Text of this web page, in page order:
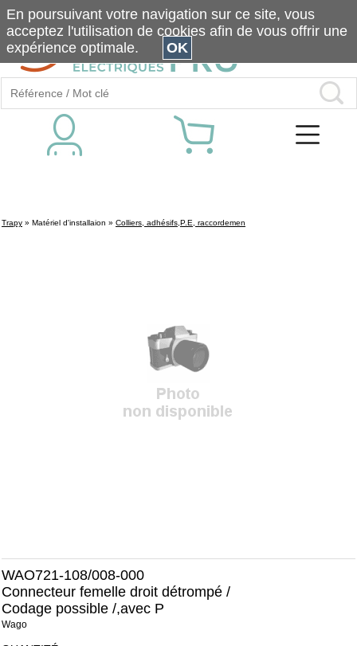
Trapy » Matériel d'installaion » Colliers, adhésifs,P.E, raccordemen
WAO721-108/008-000
Connecteur femelle droit détrompé /
Codage possible /,avec P
Wago
En poursuivant votre navigation sur ce site, vous
acceptez l'utilisation de cookies afin de vous offrir une
expérience optimale.
OK